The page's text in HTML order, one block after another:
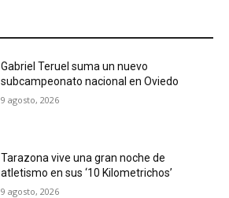
Gabriel Teruel suma un nuevo
subcampeonato nacional en Oviedo
9 agosto, 2026
Tarazona vive una gran noche de
atletismo en sus ‘10 Kilometrichos’
9 agosto, 2026